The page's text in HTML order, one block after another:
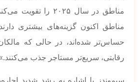
مناطق در سال ۲۰۲۵ را
مناطق اکنون گزینه‌های بیشتری
حساس‌تر شده‌اند، در حالی که
رقابتی، سریع‌تر مستاجر جذب
سیموندز با اشاره به رشد شدید